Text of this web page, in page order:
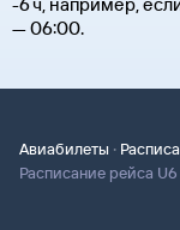
— 06:00.
Авиабилеты ·
Расписание рейса